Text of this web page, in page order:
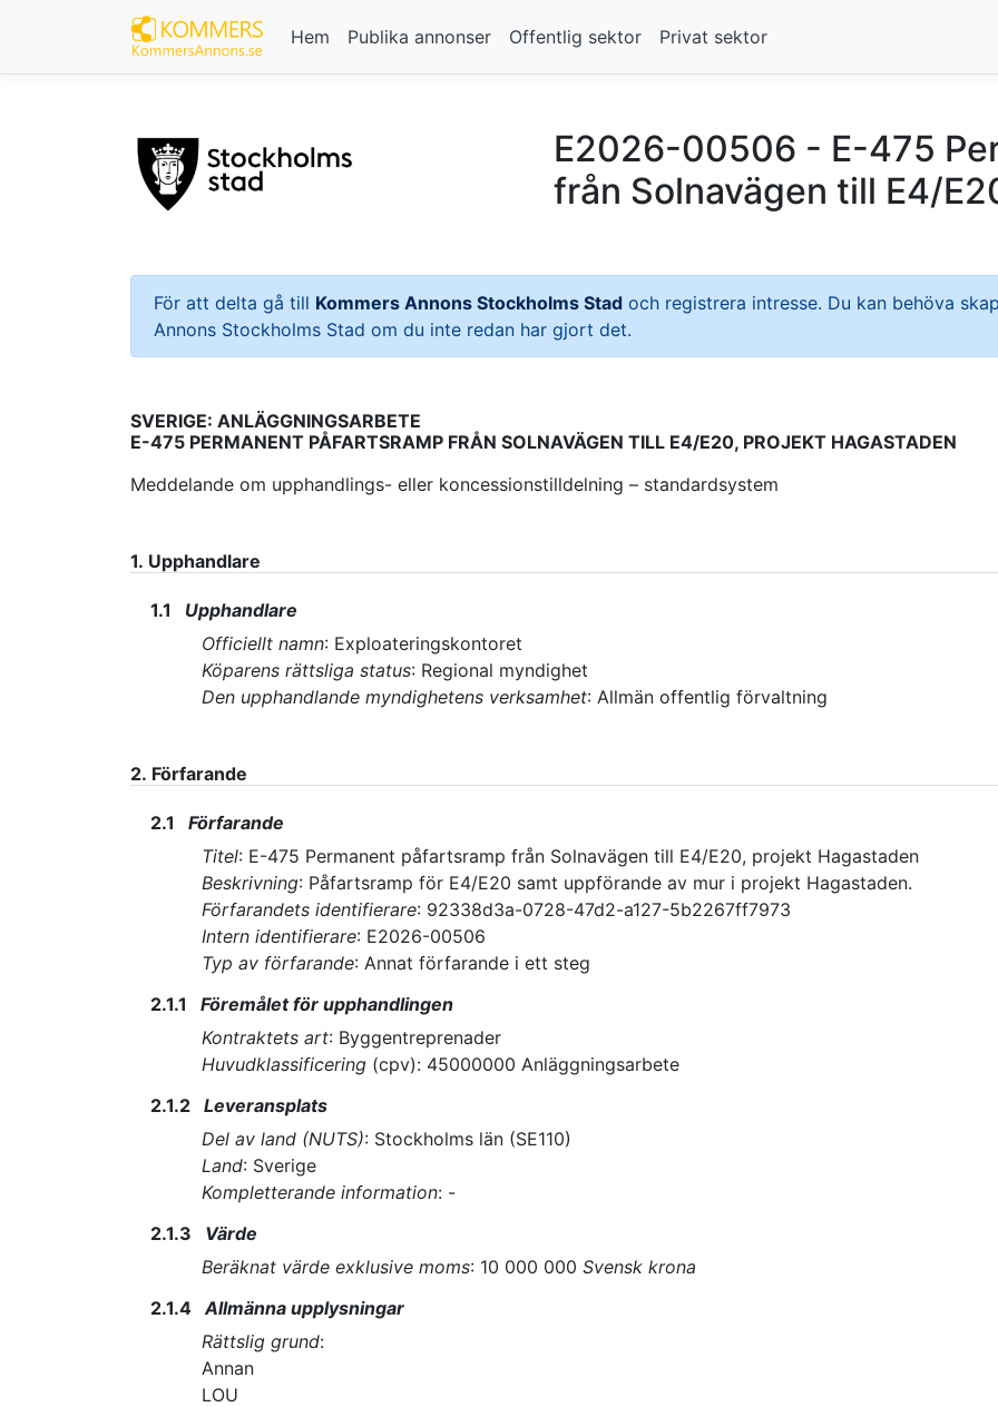
Hem Publika annonser Offentlig sektor Privat sektor
E2026-00506 - E-475
från Solnavägen till E4/
För att delta gå till Kommers Annons Stockholms Stad och registrera intresse. Du kan behöva
Annons Stockholms Stad om du inte redan har gjort det.
SVERIGE: ANLÄGGNINGSARBETE
E-475 PERMANENT PÅFARTSRAMP FRÅN SOLNAVÄGEN TILL E4/E20, PROJEKT HAGASTADEN
Meddelande om upphandlings- eller koncessionstilldelning – standardsystem
1. Upphandlare
1.1
Upphandlare
Officiellt namn: Exploateringskontoret
Köparens rättsliga status: Regional myndighet
Den upphandlande myndighetens verksamhet: Allmän offentlig förvaltning
2. Förfarande
2.1
Förfarande
Titel: E-475 Permanent påfartsramp från Solnavägen till E4/E20, projekt Hagastaden
Beskrivning: Påfartsramp för E4/E20 samt uppförande av mur i projekt Hagastaden.
Förfarandets identifierare: 92338d3a-0728-47d2-a127-5b2267ff7973
Intern identifierare: E2026-00506
Typ av förfarande: Annat förfarande i ett steg
2.1.1
Föremålet för upphandlingen
Kontraktets art: Byggentreprenader
Huvudklassificering (cpv): 45000000 Anläggningsarbete
2.1.2 Leveransplats
Del av land (NUTS): Stockholms län (SE110)
Land: Sverige
Kompletterande information: -
2.1.3
Värde
Beräknat värde exklusive moms: 10 000 000 Svensk krona
2.1.4 Allmänna upplysningar
Rättslig grund:
Annan
LOU